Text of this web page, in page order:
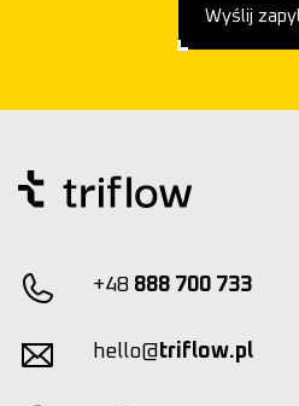
Wyślij
+48 888 700 733
hello@triflow.pl